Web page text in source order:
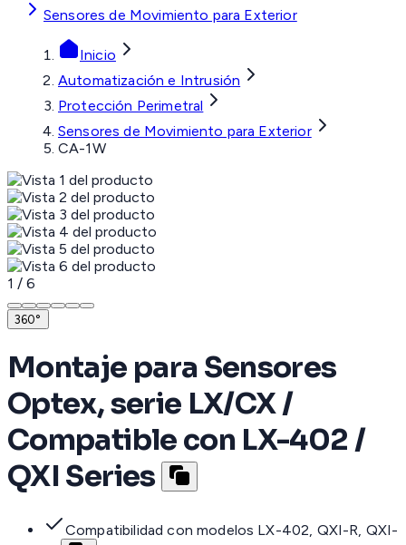
Sensores de Movimiento para Exterior
Inicio
Automatización e Intrusión
Protección Perimetral
Sensores de Movimiento para Exterior
CA-1W
1 / 6
360°
Montaje para Sensores
Optex, serie LX/CX /
Compatible con LX-402 /
QXI Series
Compatibilidad con modelos LX-402, QXI-R, QXI-